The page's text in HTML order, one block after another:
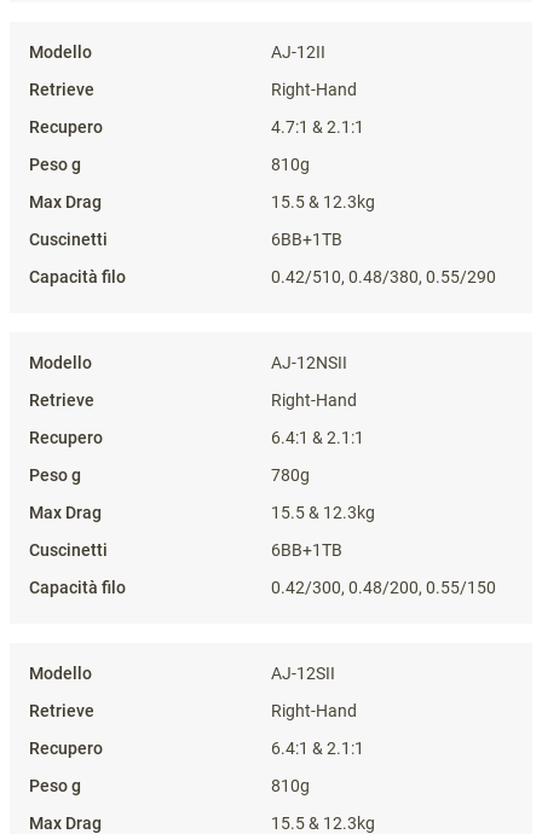
AJ-12II
Right-Hand
4.7:1 & 2.1:1
810g
15.5 & 12.3kg
6BB+1TB
0.42/510, 0.48/380, 0.55/290
AJ-12NSII
Right-Hand
6.4:1 & 2.1:1
780g
15.5 & 12.3kg
6BB+1TB
0.42/300, 0.48/200, 0.55/150
AJ-12SII
Right-Hand
6.4:1 & 2.1:1
810g
15.5 & 12.3kg